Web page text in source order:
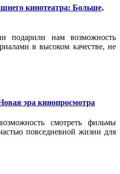
кинотеатра: Больше,
подарили нам возможность
в высоком качестве, не
эра кинопросмотра
смотреть фильмы
повседневной жизни для